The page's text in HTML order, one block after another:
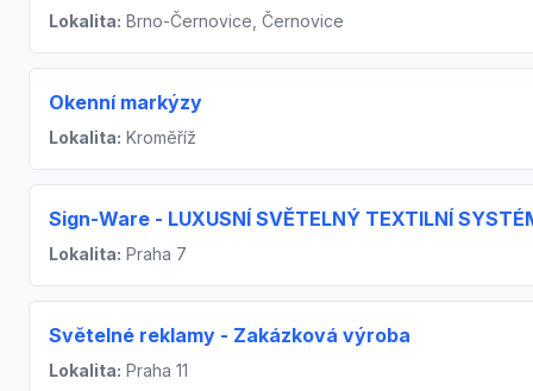
Lokalita: Brno-Černovice, Černovice
Okenní markýzy
Lokalita: Kroměříž
Sign-Ware - LUXUSNÍ SVĚTELNÝ TEXTILNÍ
Lokalita: Praha 7
Světelné reklamy - Zakázková výroba
Lokalita: Praha 11